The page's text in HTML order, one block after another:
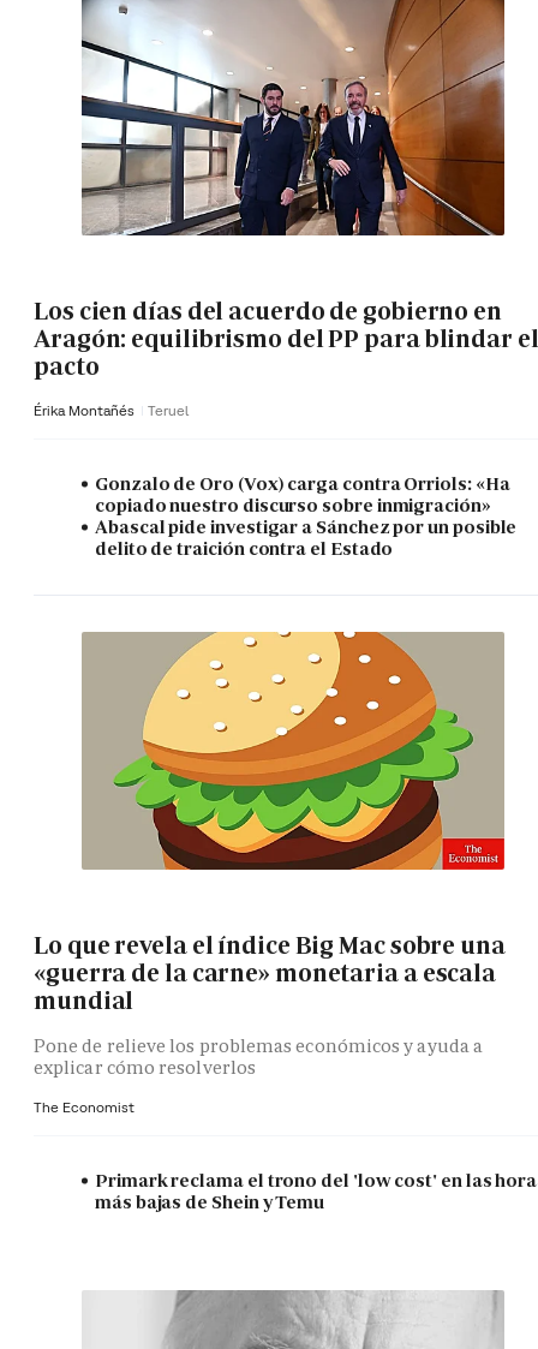
Los cien días del acuerdo de gobierno en
Aragón: equilibrismo del PP para blindar el
pacto
Érika Montañés Teruel
Gonzalo de Oro (Vox) carga contra Orriols: «Ha
copiado nuestro discurso sobre inmigración»
Abascal pide investigar a Sánchez por un posible
delito de traición contra el Estado
Lo que revela el índice Big Mac sobre una
«guerra de la carne» monetaria a escala
mundial
Pone de relieve los problemas económicos y ayuda a
explicar cómo resolverlos
The Economist
Primark reclama el trono del 'low cost' en las
más bajas de Shein y Temu